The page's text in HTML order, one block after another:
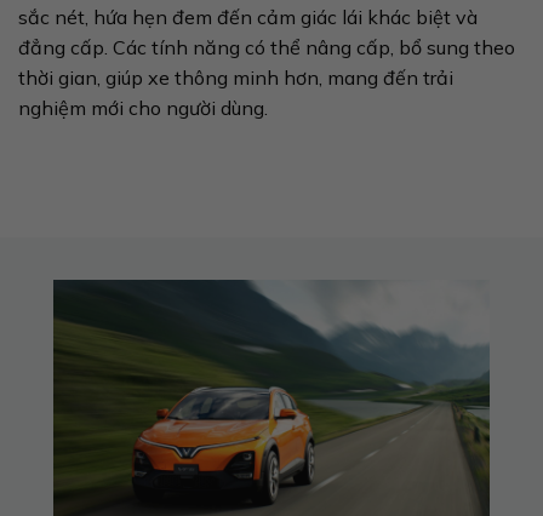
sắc nét, hứa hẹn đem đến cảm giác lái khác biệt và
đẳng cấp. Các tính năng có thể nâng cấp, bổ sung theo
thời gian, giúp xe thông minh hơn, mang đến trải
nghiệm mới cho người dùng.